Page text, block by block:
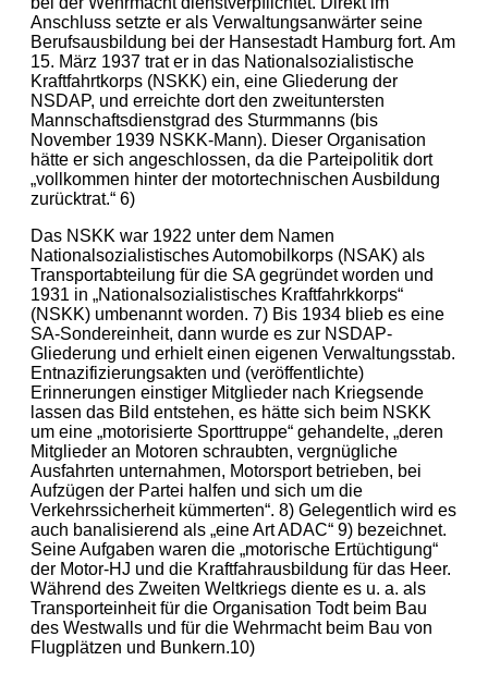
Anschluss setzte er als Verwaltungsanwärter seine
Berufsausbildung bei der Hansestadt Hamburg fort. Am
15. März 1937 trat er in das Nationalsozialistische
Kraftfahrtkorps (NSKK) ein, eine Gliederung der
NSDAP, und erreichte dort den zweituntersten
Mannschaftsdienstgrad des Sturmmanns (bis
November 1939 NSKK-Mann). Dieser Organisation
hätte er sich angeschlossen, da die Parteipolitik dort
„vollkommen hinter der motortechnischen Ausbildung
zurücktrat.“ 6)
Das NSKK war 1922 unter dem Namen
Nationalsozialistisches Automobilkorps (NSAK) als
Transportabteilung für die SA gegründet worden und
1931 in „Nationalsozialistisches Kraftfahrkkorps“
(NSKK) umbenannt worden. 7) Bis 1934 blieb es eine
SA-Sondereinheit, dann wurde es zur NSDAP-
Gliederung und erhielt einen eigenen Verwaltungsstab.
Entnazifizierungsakten und (veröffentlichte)
Erinnerungen einstiger Mitglieder nach Kriegsende
lassen das Bild entstehen, es hätte sich beim NSKK
um eine „motorisierte Sporttruppe“ gehandelte, „deren
Mitglieder an Motoren schraubten, vergnügliche
Ausfahrten unternahmen, Motorsport betrieben, bei
Aufzügen der Partei halfen und sich um die
Verkehrssicherheit kümmerten“. 8) Gelegentlich wird es
auch banalisierend als „eine Art ADAC“ 9) bezeichnet.
Seine Aufgaben waren die „motorische Ertüchtigung“
der Motor-HJ und die Kraftfahrausbildung für das Heer.
Während des Zweiten Weltkriegs diente es u. a. als
Transporteinheit für die Organisation Todt beim Bau
des Westwalls und für die Wehrmacht beim Bau von
Flugplätzen und Bunkern.10)